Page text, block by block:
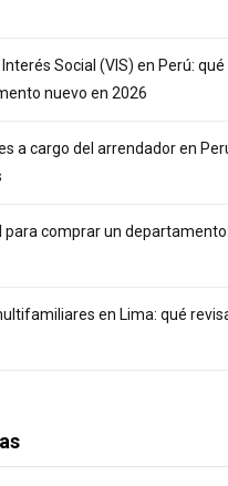
Social (VIS) en Perú:
nuevo en 2026
a cargo del arrendador en
para comprar un
en Lima: qué